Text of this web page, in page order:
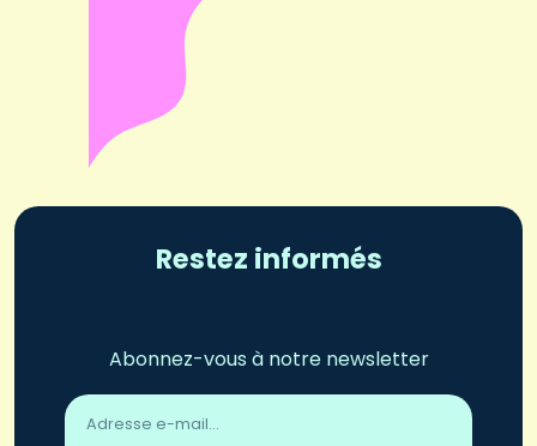
Restez informés
Abonnez-vous à notre newsletter
Adresse
email